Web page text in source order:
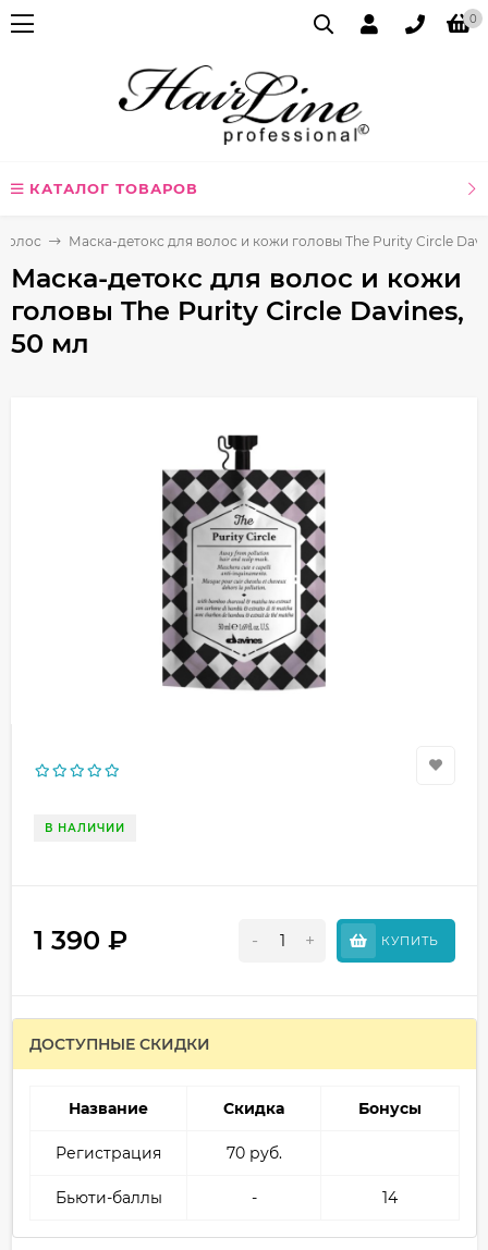
0
КАТАЛОГ ТОВАРОВ
Маска-детокс для волос и кожи головы The Purity Circle
Маска-детокс для волос и кожи
головы The Purity Circle Davines,
50 мл
В НАЛИЧИИ
1 390 ₽ - + КУПИТЬ
ДОСТУПНЫЕ СКИДКИ
Название Скидка Бонусы
Регистрация 70 руб.
Бьюти-баллы - 14